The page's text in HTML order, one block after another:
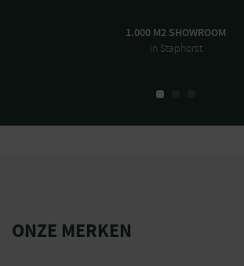
1.000 M2 SHOWROOM
in Staphorst
ONZE MERKEN